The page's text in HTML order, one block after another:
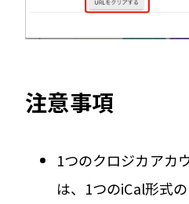
注意事項
1つのクロジカアカ
は、1つのiCal形式の